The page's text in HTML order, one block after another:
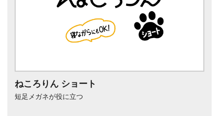
ねころりん ショート
短足メガネが役に立つ